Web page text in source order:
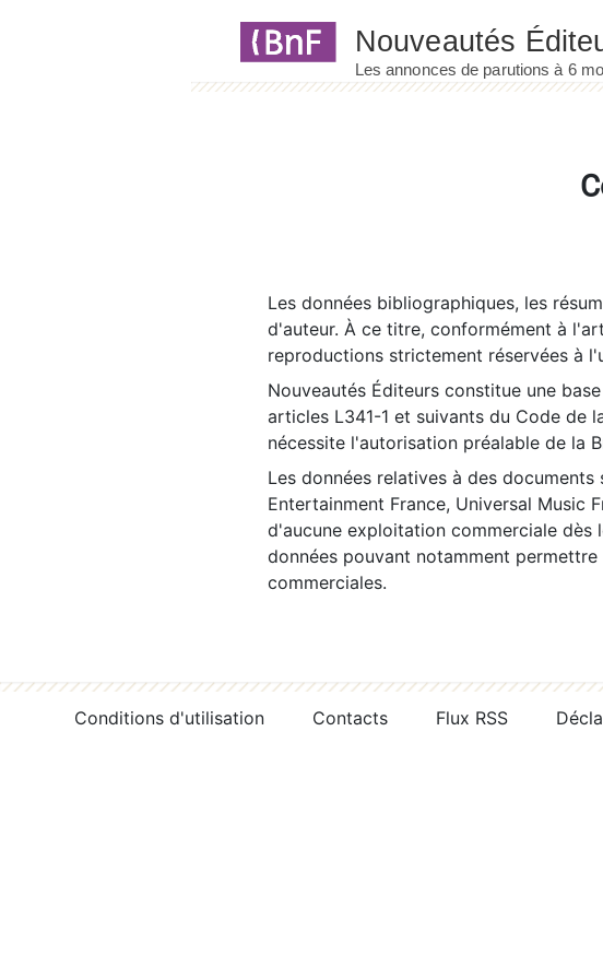
Les données bibliographiques, les
d'auteur. À ce titre, conformément à
reproductions strictement réservées à
Nouveautés Éditeurs constitue une
articles L341-1 et suivants du Code de
nécessite l'autorisation préalable de la
Les données relatives à des
Entertainment France, Universal Music
d'aucune exploitation commerciale
données pouvant notamment
commerciales.
Conditions d'utilisation Contacts Flux RSS